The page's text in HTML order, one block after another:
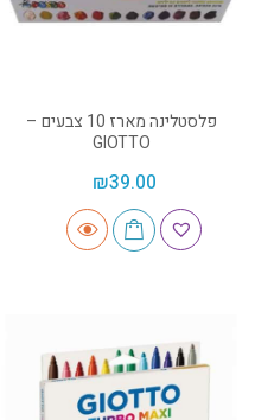
פלסטלינה מארז 10 צבעים –
GIOTTO
₪39.00